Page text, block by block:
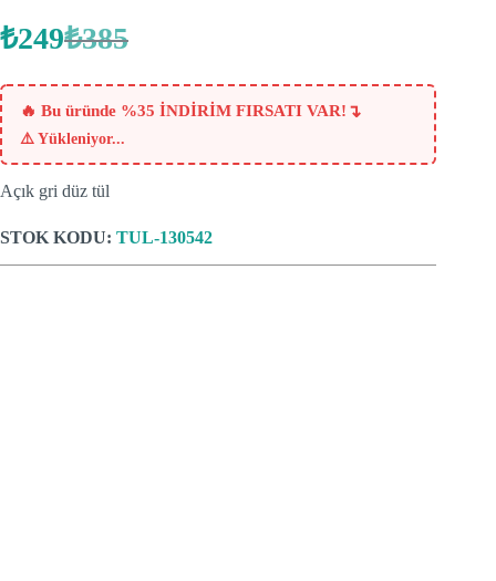
₺385
Orijinal
₺385.
₺249Şu
fiyat:
₺249.
🔥 Bu üründe %35 İNDİRİM FIRSATI VAR! ↴
⚠️ Yükleniyor...
Açık gri düz tül
STOK KODU: TUL-130542